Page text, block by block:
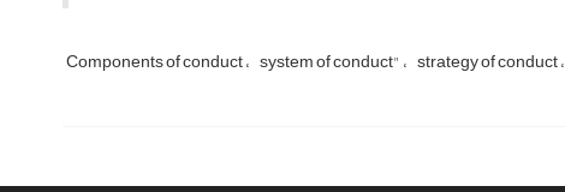
Components of conduct system of conduct" strategy of conduct